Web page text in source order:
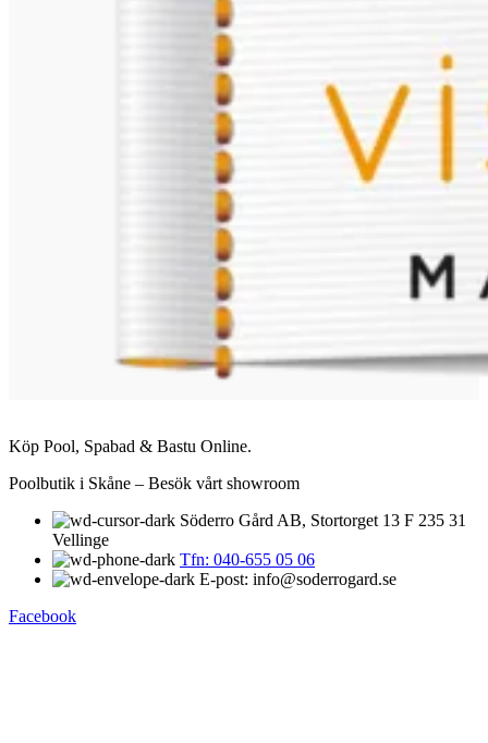
Köp Pool, Spabad & Bastu Online.
Poolbutik i Skåne – Besök vårt showroom
Söderro Gård AB, Stortorget 13 F 235 31
Vellinge
Tfn: 040-655 05 06
E-post: info@soderrogard.se
Facebook